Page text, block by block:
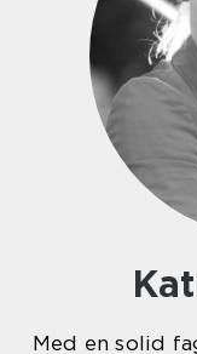
Med en solid